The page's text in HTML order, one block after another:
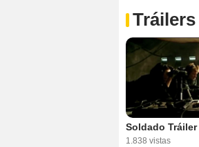
Tráilers
Soldado Tráiler
1.838 vistas